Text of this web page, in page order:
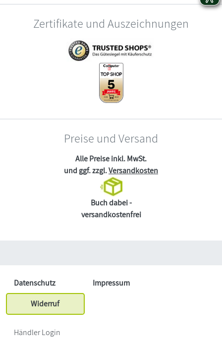
Zertifikate und Auszeichnungen
Preise und Versand
Alle Preise inkl. MwSt.
und ggf. zzgl.Versandkosten
Buch dabei -
versandkostenfrei
Datenschutz
Impressum
Widerruf
Händler Login